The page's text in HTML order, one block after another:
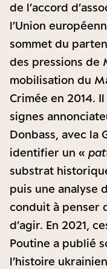
de l’accord
l’Union
sommet du
des pressions de
mobilisation du
Crimée en 2014.
signes
Donbass, avec la
identifier un «
substrat
puis une analyse
conduit à penser
d’agir. En 2021,
Poutine a publié
l’histoire